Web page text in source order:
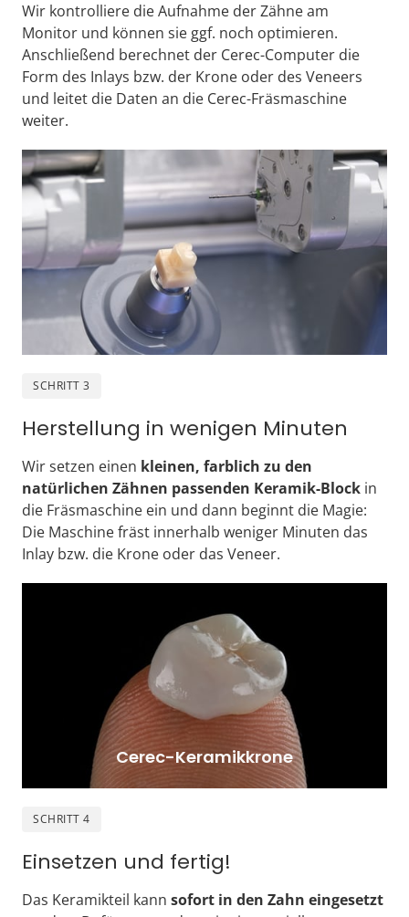
Wir kontrolliere die Aufnahme der Zähne am
Monitor und können sie ggf. noch optimieren.
Anschließend berechnet der Cerec-Computer die
Form des Inlays bzw. der Krone oder des Veneers
und leitet die Daten an die Cerec-Fräsmaschine
weiter.
SCHRITT 3
Herstellung in wenigen Minuten
Wir setzen einen kleinen, farblich zu den
natürlichen Zähnen passenden Keramik-Block in
die Fräsmaschine ein und dann beginnt die Magie:
Die Maschine fräst innerhalb weniger Minuten das
Inlay bzw. die Krone oder das Veneer.
Cerec-Keramikkrone
SCHRITT 4
Einsetzen und fertig!
Das Keramikteil kann sofort in den Zahn eingesetzt